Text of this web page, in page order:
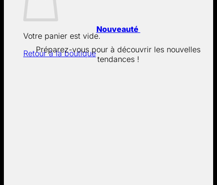
Votre panier est vide.
Retour à la boutique
Nouveauté
Préparez-vous pour à découvrir les nouvelles
tendances !